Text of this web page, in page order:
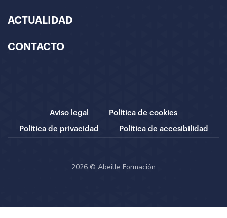
ACTUALIDAD
CONTACTO
Aviso legal Política de cookies
Política de privacidad Política de accesibilidad
2026 © Abeille Formación